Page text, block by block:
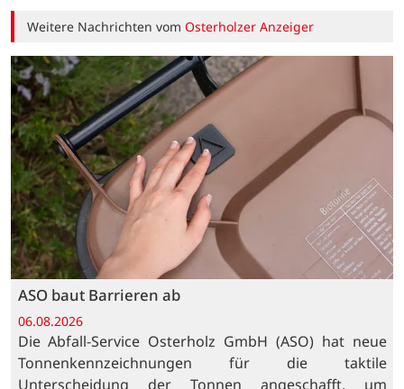
Weitere Nachrichten vomOsterholzer Anzeiger
ASO baut Barrieren ab
06.08.2026
Die Abfall-Service Osterholz GmbH (ASO) hat neue
Tonnenkennzeichnungen für die taktile
Unterscheidung der Tonnen angeschafft, um